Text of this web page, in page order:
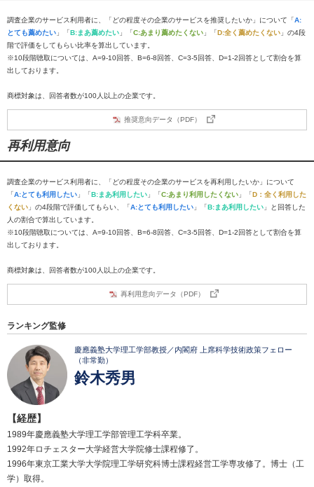
調査企業のサービス利用者に、「どの程度その企業のサービスを推奨したいか」について「A:
とても薦めたい 」「B:まあ薦めたい 」「C:あまり薦めたくない 」「D:全く薦めたくない 」の4段
階で評価をしてもらい比率を算出しています。
※10段階聴取については、A=9-10回答、B=6-8回答、C=3-5回答、D=1-2回答として割合を算
出しております。
商標対象は、回答者数が100人以上の企業です。
推奨意向データ（PDF）
再利用意向
調査企業のサービス利用者に、「どの程度その企業のサービスを再利用したいか」について
「A:とても利用したい 」「B:まあ利用したい 」「C:あまり利用したくない 」「D：全く利用した
くない 」の4段階で評価してもらい、「A:とても利用したい 」「B:まあ利用したい 」と回答した
人の割合で算出しています。
※10段階聴取については、A=9-10回答、B=6-8回答、C=3-5回答、D=1-2回答として割合を算
出しております。
商標対象は、回答者数が100人以上の企業です。
再利用意向データ（PDF）
ランキング監修
慶應義塾大学理工学部教授／内閣府 上席科学技術政策フェロー
（非常勤）
鈴木秀男
【経歴】
1989年慶應義塾大学理工学部管理工学科卒業。
1992年ロチェスター大学経営大学院修士課程修了。
1996年東京工業大学大学院理工学研究科博士課程経営工学専攻修了。博士（工
学）取得。